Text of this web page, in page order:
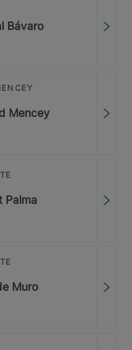
Bávaro
Mencey
Palma
Muro